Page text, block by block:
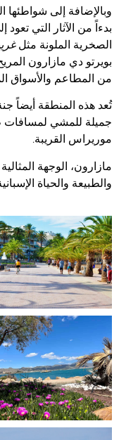
وبالإضافة إلى شواطئها
بدءاً من الآثار التي
الصخرية الملونة مثل
بويرتو دي مازارون
من المطاعم والأسواق
تُعد هذه المنطقة أيضاً
جميلة للمشي لمسافات
موريراس القريبة.
مازارون، الوجهة
والطبيعة والحياة